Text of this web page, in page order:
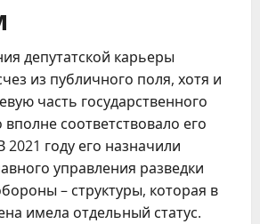
депутатской карьеры
из публичного поля, хотя и
часть государственного
соответствовало его
году его назначили
управления разведки
– структуры, которая в
имела отдельный статус.